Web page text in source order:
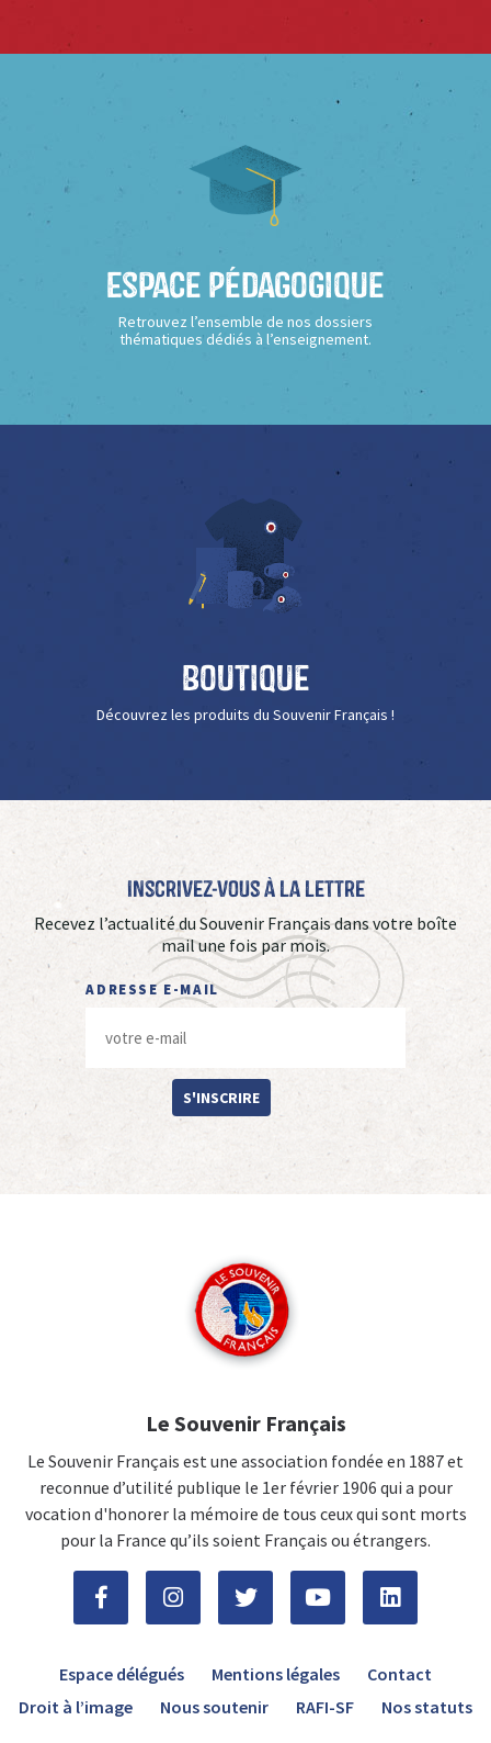
Espace Pédagogique
Retrouvez l’ensemble de nos dossiers
thématiques dédiés à l’enseignement.
Boutique
Découvrez les produits du Souvenir Français !
Inscrivez-vous à La Lettre
Recevez l’actualité du Souvenir Français dans votre boîte
mail une fois par mois.
ADRESSE E-MAIL
S'INSCRIRE
Le Souvenir Français
Le Souvenir Français est une association fondée en 1887 et
reconnue d’utilité publique le 1er février 1906 qui a pour
vocation d'honorer la mémoire de tous ceux qui sont morts
pour la France qu’ils soient Français ou étrangers.
Espace délégués Mentions légales
Contact
Droit à l’image
Nous soutenir RAFI-SF Nos statuts